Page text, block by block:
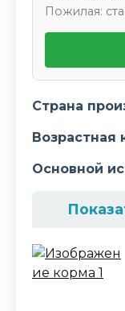
Пожилая:
Страна
Возрастная
Основной
Состав